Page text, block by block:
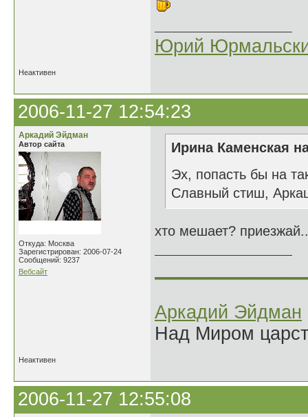
Юрий
Неактивен
2006-11-27 12:54:23
Аркадий Эйдман
Автор сайта
Откуда: Москва
Зарегистрирован: 2006-07-24
Сообщений: 9237
Вебсайт
Ирина Каменская
Эх, попасть бы на
Славный стиш,
хто мешает?
Аркадий Эйдман
Над Миром
Неактивен
2006-11-27 12:55:08